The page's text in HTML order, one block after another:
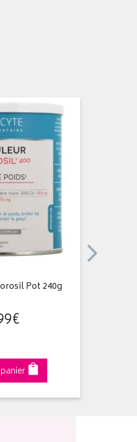
Pot 240g
€